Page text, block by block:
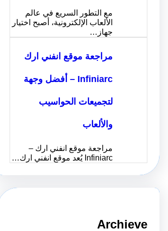
مع التطور السريع في عالم
الألعاب الإلكترونية، أصبح اختيار
جهاز…
مراجعة موقع انفني ارك
Infiniarc – أفضل وجهة
لتجميعات الحواسيب
والألعاب
مراجعة موقع انفني ارك –
Infiniarc يُعد موقع انفني ارك…
Archieve